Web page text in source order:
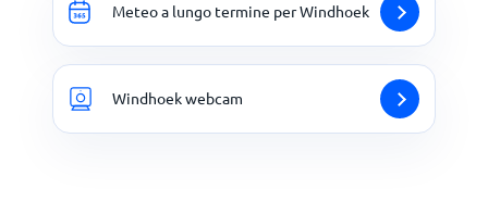
Meteo a lungo termine per Windhoek
Windhoek webcam